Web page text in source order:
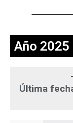
Año 2025
Última